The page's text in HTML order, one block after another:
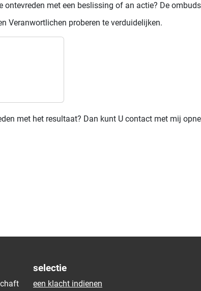
ontevreden met een beslissing of an actie? De
Veranwortlichen proberen te verduidelijken.
met het resultaat? Dan kunt U contact met mij
selectie
een klacht indienen